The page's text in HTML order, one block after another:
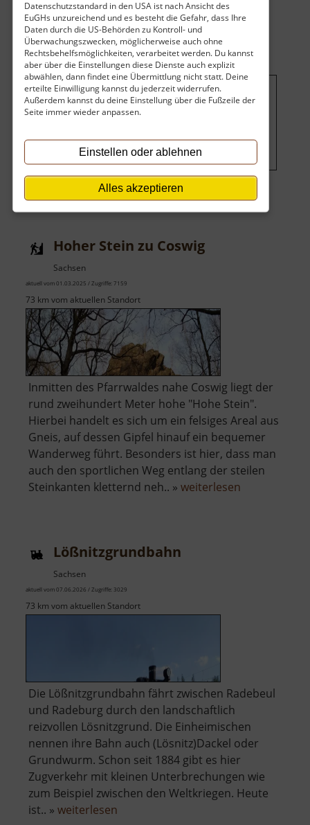
Datenschutzstandard in den USA ist nach Ansicht des
EuGHs unzureichend und es besteht die Gefahr, dass Ihre
Daten durch die US-Behörden zu Kontroll- und
Überwachungszwecken, möglicherweise auch ohne
Rechtsbehelfsmöglichkeiten, verarbeitet werden. Du kannst
aber über die Einstellungen diese Dienste auch explizit
abwählen, dann findet eine Übermittlung nicht statt. Deine
erteilte Einwilligung kannst du jederzeit widerrufen.
Außerdem kannst du deine Einstellung über die Fußzeile der
Seite immer wieder anpassen.
Einstellen oder ablehnen
Alles akzeptieren
Um dieses Projekt zu finanzieren,
Cookie-Einstellungen ändern.
Hoher Stein zu Coswig
Sachsen
aktuell vom 01.03.2025 / Zugriffe: 7159
73 km vom aktuellen Standort
Inmitten des Pfarrwaldes nahe Coswig liegt der
rund zweihundert Meter hohe "Hohe Stein".
Hierbei handelt es sich um ein felsiges Areal aus
Gneis, auf dessen Gipfel hinauf ein bequemer
Wanderweg führt. Besonders ist hier, dass man
auch den sportlichen Weg entlang der steilen
Steinkanten kletternd neh.. » weiterlesen
Lößnitzgrundbahn
Sachsen
aktuell vom 07.06.2026 / Zugriffe: 3029
73 km vom aktuellen Standort
Die Lößnitzgrundbahn fährt zwischen Radebeul
und Radeburg durch den landschaftlich
reizvollen Lösnitzgrund. Die Einheimischen
nennen ihre Bahn auch (Lösnitz)Dackel oder
Grundwurm. Schon seit 1884 gibt es hier
Zugverkehr mit kleinen Unterbrechungen wie
zum Beispiel zwischen den Weltkriegen. Heute
ist.. » weiterlesen